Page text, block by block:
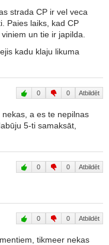
strada CP ir vel veca
Paies laiks, kad CP
un tie ir japilda.
kadu klaju likuma
0 0 Atbildēt
a es te nepilnas
5-ti samaksāt,
0 0 Atbildēt
0 0 Atbildēt
tikmeer nekas